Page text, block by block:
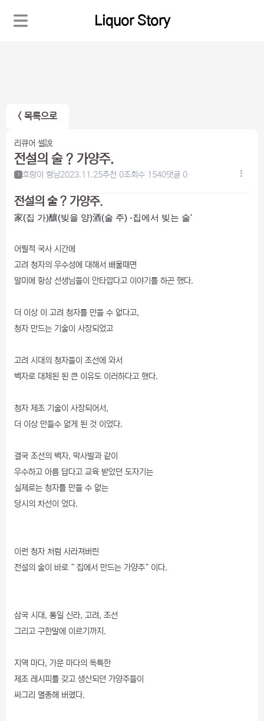
Liquor Story
< 목록으로
리큐어 썰說
전설의 술 ? 가양주.
1 호랑이 형님2023.11.25추천 0조회수 1540댓글 0
전설의 술 ? 가양주.
家(집 가)釀(빚을 양)酒(술 주) -집에서 빚는 술'
어릴적 국사 시간에
고려 청자의 우수성에 대해서 배울때면
말미에 항상 선생님들이 안타깝다고 이야기를 하곤 했다.
더 이상 이 고려 청자를 만들 수 없다고,
청자 만드는 기술이 사장되었고
고려 시대의 청자들이 조선에 와서
백자로 대체된 된 큰 이유도 이러하다고 했다.
청자 제조 기술이 사장되어서,
더 이상 만들수 없게 된 것 이었다.
결국 조선의 백자, 막사발과 같이
우수하고 아름 답다고 교육 받았던 도자기는
실제로는 청자를 만들 수 없는
당시의 차선이 었다.
이런 청자 처럼 사라져버린
전설의 술이 바로 “ 집에서 만드는 가양주“ 이다.
삼국 시대, 통일 신라, 고려, 조선
그리고 구한말에 이르기까지.
지역 마다, 가문 마다의 독특한
제조 레시피를 갖고 생산되던 가양주들이
싸그리 멸종해 버렸다.